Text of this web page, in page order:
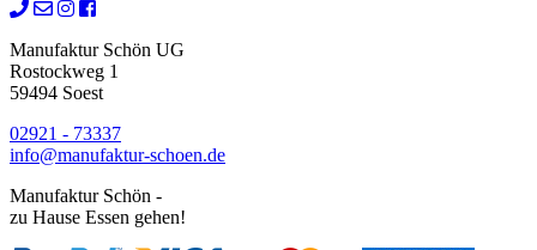
Manufaktur Schön UG
Rostockweg 1
59494 Soest
02921 - 73337
info@manufaktur-schoen.de
Manufaktur Schön -
zu Hause Essen gehen!